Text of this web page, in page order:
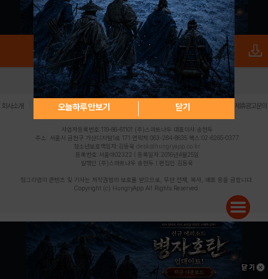
오늘하루 안보기 닫기
로그인 PC버전 전체앱
회사소개 | 개인정보 처리방침 불법촬영물 신고센터 제휴광고문의
사업자등록번호:119-86-61101 (주)스마트나우 대표이사:송현두
주소: 서울시 금천구 가산디지털1로 171 연락처:063-284-8635 팩스:02-6265-0377
청소년보호책임자:김동욱 desk@hungryapp.co.kr
등록번호:서울아02322 | 등록일자:2016년4월25일
발행인:(주)스마트나우 송현두 | 편집인:김동욱
헝그리앱의 콘텐츠 및 기사는 저작권법의 보호를 받으므로, 무단 전재, 복사, 배포 등을 금합니다.
Copyright (c) HungryApp All Rights Reserved.